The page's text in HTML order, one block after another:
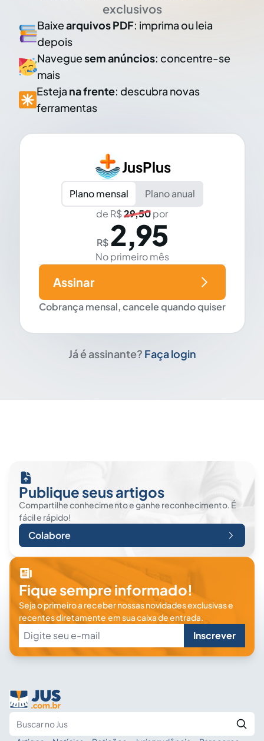
exclusivos
Baixearquivos PDF: imprima ou leia
depois
Naveguesem anúncios: concentre-se
mais
Esteja na frente: descubra novas
ferramentas
JusPlus
Plano mensal
Plano anual
de R$29,50por
R$ 2,95
No primeiro mês
Cobrança mensal, cancele quando quiser
Assinar
Já é assinante? Faça login
Publique seus artigos
Compartilhe conhecimento e ganhe reconhecimento. É
fácil e rápido!
Colabore
Fique sempre informado!
Seja o primeiro a receber nossas novidades exclusivas e
recentes diretamente em sua caixa de entrada.
Inscrever